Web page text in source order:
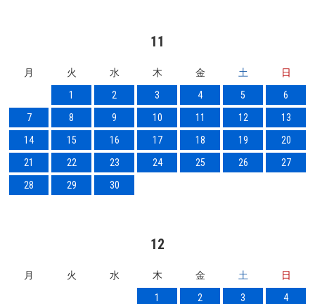
11
月 火 水 木 金 土
日
1
2 3 4 5
6
7
8 9 10 11 12
13
14
15 16 17 18 19
20
21
22 23 24 25 26
27
28
29 30
12
月 火 水 木 金 土
日
1
2 3
4